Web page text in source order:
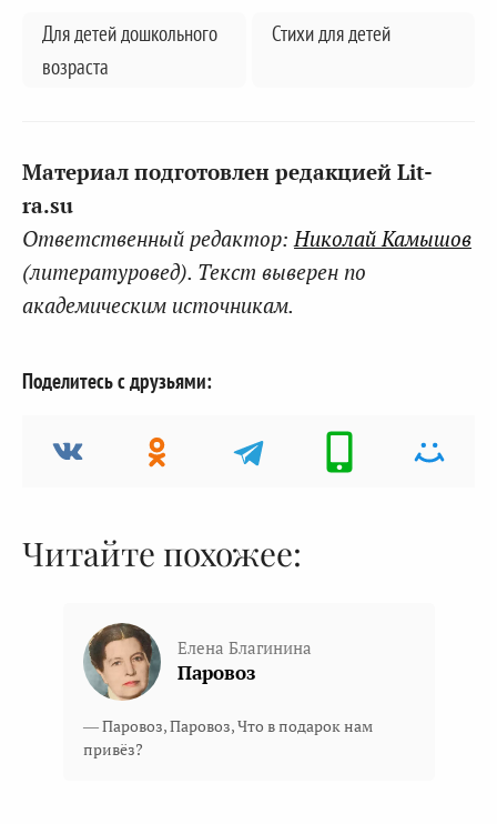
Для детей дошкольного
возраста
Стихи для детей
Материал подготовлен редакцией Lit-
ra.su
Ответственный редактор:Николай Камышов
(литературовед). Текст выверен по
академическим источникам.
Поделитесь с друзьями:
Читайте похожее:
Елена Благинина
Паровоз
— Паровоз, Паровоз, Что в подарок нам
привёз?